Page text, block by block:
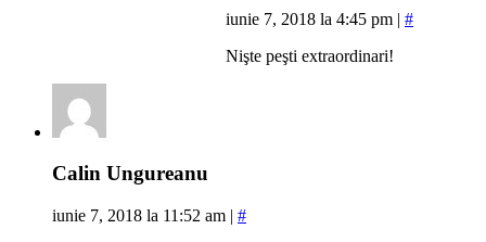
iunie 7, 2018 la 4:45 pm | #
Nişte peşti extraordinari!
Calin Ungureanu
iunie 7, 2018 la 11:52 am | #